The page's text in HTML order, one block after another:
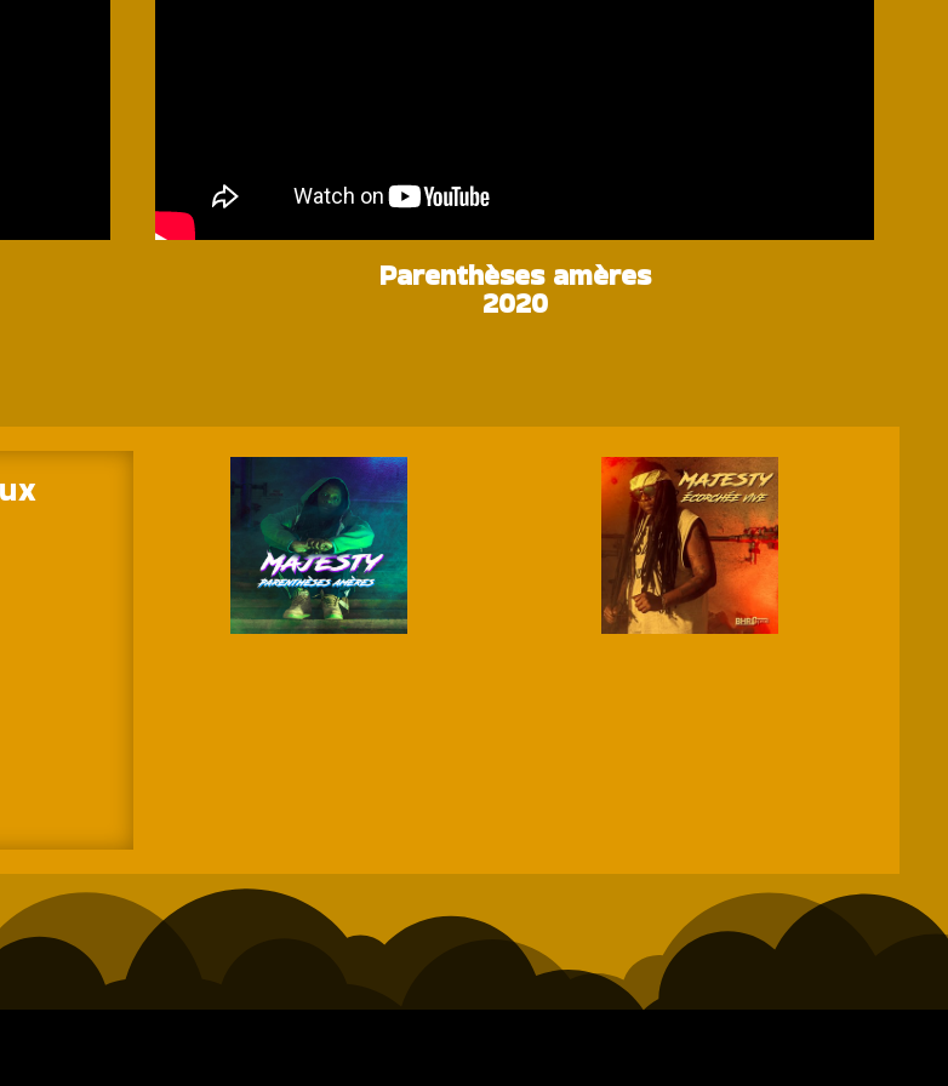
Parenthèses amères
2020